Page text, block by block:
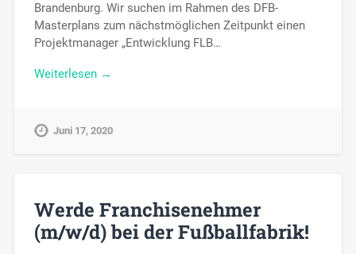
Brandenburg. Wir suchen im Rahmen des DFB-
Masterplans zum nächstmöglichen Zeitpunkt einen
Projektmanager „Entwicklung FLB…
Weiterlesen →
Juni 17, 2020
Werde Franchisenehmer
(m/w/d) bei der Fußballfabrik!